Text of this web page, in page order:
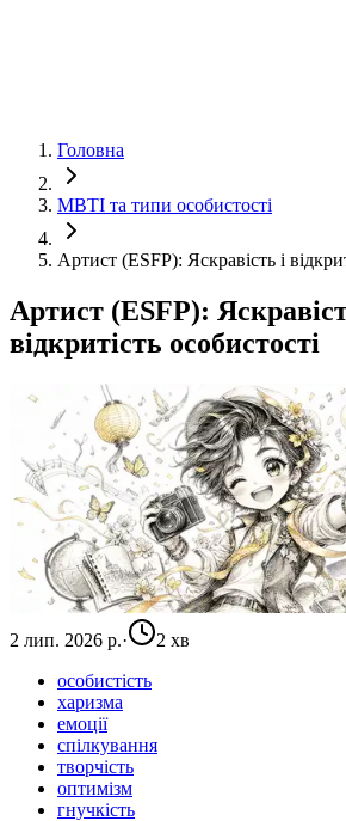
Головна
MBTI та типи особистості
Артист (ESFP): Яскравість і
Артист (ESFP):
відкритість особистості
2 лип. 2026 р.·
2 хв
особистість
харизма
емоції
спілкування
творчість
оптимізм
гнучкість